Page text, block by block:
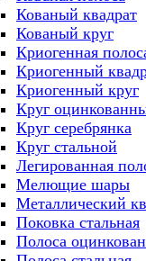
Кованый квадрат
Кованый круг
Криогенная
Криогенный
Криогенный круг
Круг
Круг серебрянка
Круг стальной
Легированная
Мелющие шары
Металлический
Поковка стальная
Полоса